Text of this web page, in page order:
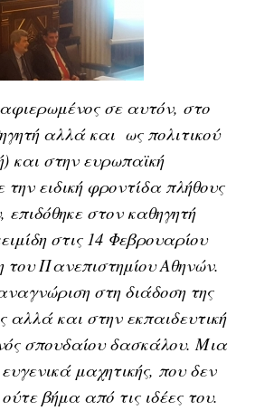
αφιερωμένος σε αυτόν, στο
αλλά και ως πολιτικού
και στην ευρωπαϊκή
ειδική φροντίδα πλήθους
στον καθηγητή
στις 14 Φεβρουαρίου
Πανεπιστημίου Αθηνών.
στη διάδοση της
αλλά και στην εκπαιδευτική
σπουδαίου δασκάλου. Μια
μαχητικής, που δεν
βήμα από τις ιδέες του.